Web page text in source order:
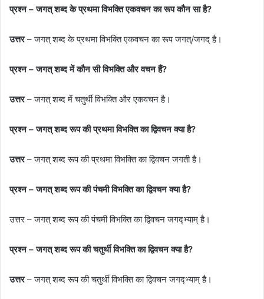
प्रश्न – जगत् शब्द के प्रथमा विभक्ति एकवचन का रूप कौन सा है?
उत्तर– जगत् शब्द के प्रथमा विभक्ति एकवचन का रूप जगत्/जगद् है।
प्रश्न – जगत् शब्द में कौन सी विभक्ति और वचन हैं?
उत्तर– जगत् शब्द में चतुर्थी विभक्ति और एकवचन है।
प्रश्न – जगत् शब्द रूप की प्रथमा विभक्ति का द्विवचन क्या है?
उत्तर– जगत् शब्द रूप की प्रथमा विभक्ति का द्विवचन जगती है।
प्रश्न – जगत् शब्द रूप की पंचमी विभक्ति का द्विवचन क्या है?
उत्तर – जगत् शब्द रूप की पंचमी विभक्ति का द्विवचन जगद्भ्याम् है।
प्रश्न – जगत् शब्द रूप की चतुर्थी विभक्ति का द्विवचन क्या है?
उत्तर– जगत् शब्द रूप की चतुर्थी विभक्ति का द्विवचन जगद्भ्याम् है।